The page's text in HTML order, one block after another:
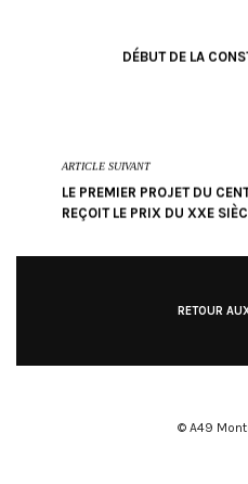
DÉBUT DE LA
ARTICLE SUIVANT
LE PREMIER PROJET DU
REÇOIT LE PRIX DU XXE
RETOUR
© A49